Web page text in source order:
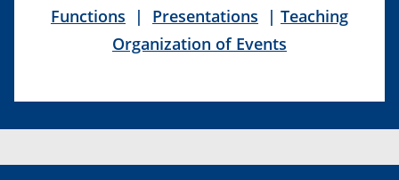
Functions | Presentations | Teaching
Organization of Events